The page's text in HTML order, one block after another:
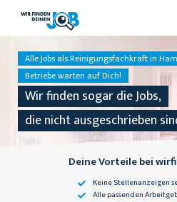
Alle Jobs als Reinigungsfachkraft in
Betriebe warten auf Dich!
Wir finden sogar die Jobs,
die nicht ausgeschrieben
Deine Vorteile bei
Keine Stellenanzeigen
Alle passenden